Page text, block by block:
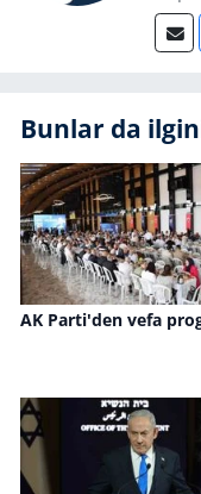
Bunlar da
AK Parti'den vefa